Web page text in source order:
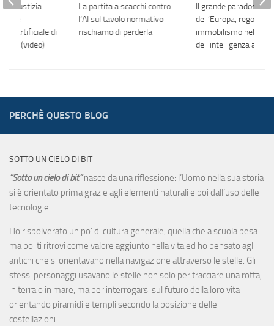
La partita a scacchi contro
l’AI sul tavolo normativo
rischiamo di perderla
Il grande paradosso
dell’Europa, regole e
immobilismo nel
dell’intelligenza
Giustizia
artificiale di
(video)
PERCHÈ QUESTO BLOG
SOTTO UN CIELO DI BIT
“Sotto un cielo di bit”nasce da una riflessione: l’Uomo nella sua storia
si è orientato prima grazie agli elementi naturali e poi dall’uso delle
tecnologie.
Ho rispolverato un po’ di cultura generale, quella che a scuola pesa
ma poi ti ritrovi come valore aggiunto nella vita ed ho pensato agli
antichi che si orientavano nella navigazione attraverso le stelle. Gli
stessi personaggi usavano le stelle non solo per tracciare una rotta,
in terra o in mare, ma per interrogarsi sul futuro della loro vita
orientando piramidi e templi secondo la posizione delle
costellazioni.